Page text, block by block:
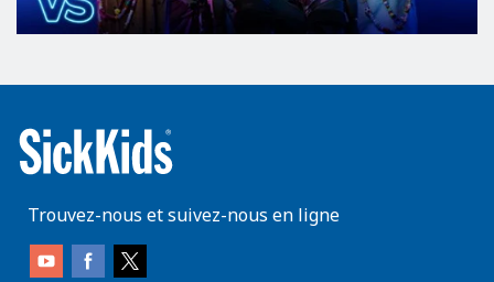
Trouvez-nous et suivez-nous en ligne